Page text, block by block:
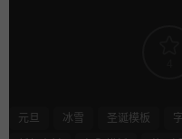
元旦 冰雪 圣诞模板